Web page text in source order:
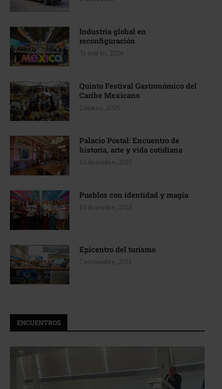
Industria global en
reconfiguración
31 marzo, 2026
Quinto Festival Gastronómico del
Caribe Mexicano
2 marzo, 2026
Palacio Postal: Encuentro de
historia, arte y vida cotidiana
10 diciembre, 2025
Pueblos con identidad y magia
10 diciembre, 2025
Epicentro del turismo
7 noviembre, 2025
ENCUENTROS